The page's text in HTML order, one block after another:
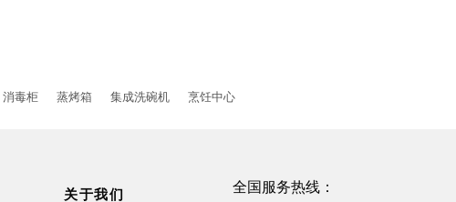
消毒柜 蒸烤箱 集成洗碗机 烹饪中心
关于我们 全国服务热线：